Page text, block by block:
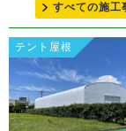
すべての施工
テント屋根